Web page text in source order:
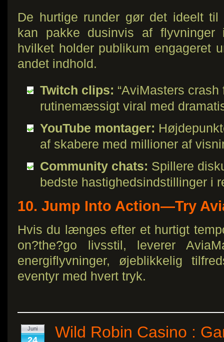
De hurtige runder gør det ideelt
kan pakke dusinvis af
hvilket holder publikum engageret
andet indhold.
Twitch clips: “AviMasters crash
rutinemæssigt viral med
YouTube montager:
af skabere med millioner af
Community chats: Spillere
bedste hastighedsindstillinger i
10. Jump Into Action—Try
Hvis du længes efter et hurtigt
on?the?go livsstil, leverer
energiflyvninger, øjeblikkelig
eventyr med hvert tryk.
Juni
24
Wild Robin Casino :